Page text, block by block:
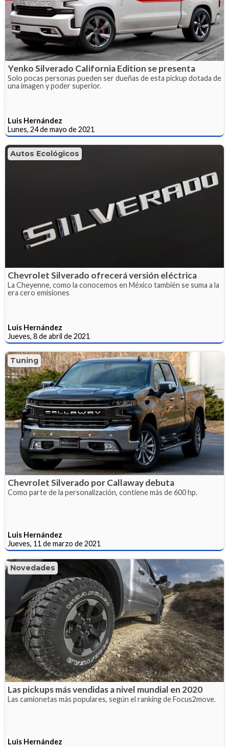
Yenko Silverado California Edition se presenta
Solo pocas personas pueden ser dueñas de esta pickup dotada de
una imagen y poder superior.
Luis Hernández
Lunes, 24 de mayo de 2021
Autos Ecológicos
Chevrolet Silverado ofrecerá versión eléctrica
La Cheyenne, como la conocemos en México también se suma a la
era cero emisiones
Luis Hernández
Jueves, 8 de abril de 2021
Tuning
Chevrolet Silverado por Callaway debuta
Como parte de la personalización, contiene más de 600 hp.
Luis Hernández
Jueves, 11 de marzo de 2021
Novedades
Las pickups más vendidas a nivel mundial en 2020
Las camionetas más populares, según el ranking de Focus2move.
Luis Hernández